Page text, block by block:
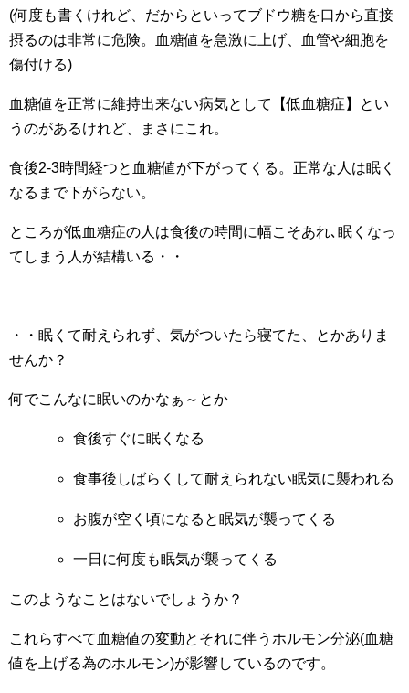
(何度も書くけれど、だからといってブドウ糖を口から直接
摂るのは非常に危険。血糖値を急激に上げ、血管や細胞を
傷付ける)
血糖値を正常に維持出来ない病気として【低血糖症】とい
うのがあるけれど、まさにこれ。
食後2-3時間経つと血糖値が下がってくる。正常な人は眠く
なるまで下がらない。
ところが低血糖症の人は食後の時間に幅こそあれ､眠くなっ
てしまう人が結構いる・・
・・眠くて耐えられず、気がついたら寝てた、とかありま
せんか？
何でこんなに眠いのかなぁ～とか
食後すぐに眠くなる
食事後しばらくして耐えられない眠気に襲われる
お腹が空く頃になると眠気が襲ってくる
一日に何度も眠気が襲ってくる
このようなことはないでしょうか？
これらすべて血糖値の変動とそれに伴うホルモン分泌(血糖
値を上げる為のホルモン)が影響しているのです。